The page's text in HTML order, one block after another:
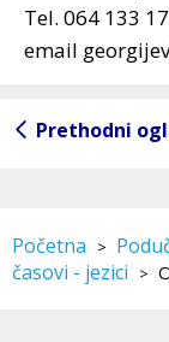
Tel. 064 133
email
Prethodni
Početna >
časovi - jezici
>